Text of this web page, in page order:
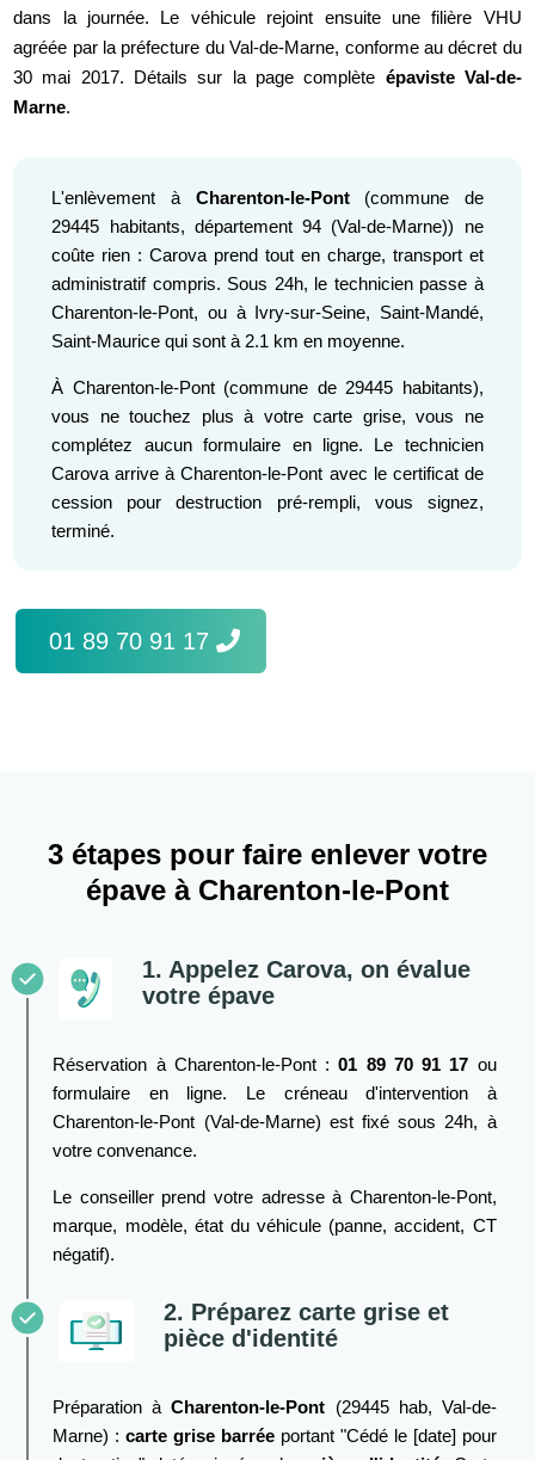
dans la journée. Le véhicule rejoint ensuite une filière VHU
agréée par la préfecture du Val-de-Marne, conforme au décret du
30 mai 2017. Détails sur la page complète épaviste Val-de-
Marne.
L'enlèvement à Charenton-le-Pont(commune de
29445 habitants, département 94 (Val-de-Marne)) ne
coûte rien : Carova prend tout en charge, transport et
administratif compris. Sous 24h, le technicien passe à
Charenton-le-Pont, ou à Ivry-sur-Seine, Saint-Mandé,
Saint-Maurice qui sont à 2.1 km en moyenne.
À Charenton-le-Pont (commune de 29445 habitants),
vous ne touchez plus à votre carte grise, vous ne
complétez aucun formulaire en ligne. Le technicien
Carova arrive à Charenton-le-Pont avec le certificat de
cession pour destruction pré-rempli, vous signez,
terminé.
01 89 70 91 17
3 étapes pour faire enlever votre
épave à Charenton-le-Pont
1. Appelez Carova, on évalue
votre épave
Réservation à Charenton-le-Pont :01 89 70 91 17 ou
formulaire en ligne. Le créneau d'intervention à
Charenton-le-Pont (Val-de-Marne) est fixé sous 24h, à
votre convenance.
Le conseiller prend votre adresse à Charenton-le-Pont,
marque, modèle, état du véhicule (panne, accident, CT
négatif).
2. Préparez carte grise et
pièce d'identité
Préparation àCharenton-le-Pont (29445 hab, Val-de-
Marne) :carte grise barrée portant "Cédé le [date] pour